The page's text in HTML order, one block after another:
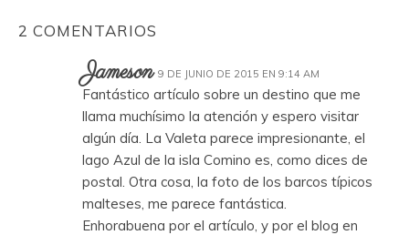
2 COMENTARIOS
Jameson 9 DE JUNIO DE 2015 EN 9:14 AM
Fantástico artículo sobre un destino que me
llama muchísimo la atención y espero visitar
algún día. La Valeta parece impresionante, el
lago Azul de la isla Comino es, como dices de
postal. Otra cosa, la foto de los barcos típicos
malteses, me parece fantástica.
Enhorabuena por el artículo, y por el blog en